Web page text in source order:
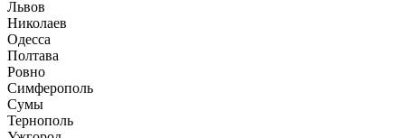
Львов
Николаев
Одесса
Полтава
Ровно
Симферополь
Сумы
Тернополь